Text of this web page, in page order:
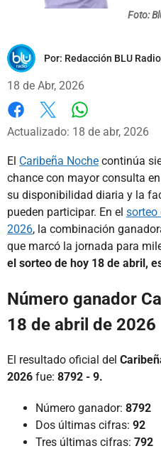
Foto:
Por: Redacción BLU Radio
18 de Abr, 2026
Facebook
X
Actualizado: 18 de abr, 2026
El Caribeña Noche continúa
chance con mayor consulta
su disponibilidad diaria y la
pueden participar. En el sorteo
2026, la combinación
que marcó la jornada para
el sorteo de hoy 18 de abril,
Número ganador
18 de abril de 2026
El resultado oficial del
2026 fue: 8792 - 9.
Número ganador: 8792
Dos últimas cifras: 92
Tres últimas cifras: 792